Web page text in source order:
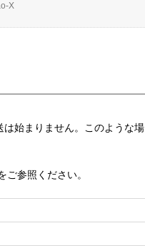
X
始まりません。このような場
参照ください。